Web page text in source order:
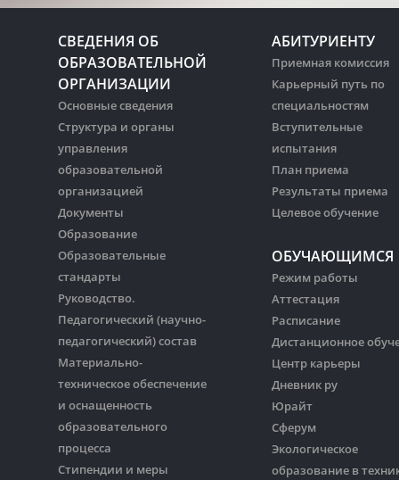
СВЕДЕНИЯ ОБ
ОБРАЗОВАТЕЛЬНОЙ
ОРГАНИЗАЦИИ
Основные сведения
Структура и органы
управления
образовательной
организацией
Документы
Образование
Образовательные
стандарты
Руководство.
Педагогический (научно-
педагогический) состав
Материально-
техническое обеспечение
и оснащенность
образовательного
процесса
Стипендии и меры
АБИТУРИЕНТУ
Приемная комиссия
Карьерный путь по
специальностям
Вступительные
испытания
План приема
Результаты приема
Целевое обучение
ОБУЧАЮЩИМСЯ
Режим работы
Аттестация
Расписание
Дистанционное
Центр карьеры
Дневник ру
Юрайт
Сферум
Экологическое
образование в